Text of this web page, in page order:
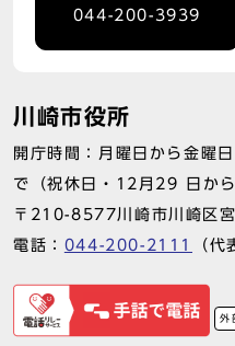
044-200-3939
川崎市役所
開庁時間：月曜日から金曜
で（祝休日・12月29 日か
〒210-8577川崎市川崎区
電話： 044-200-2111 （代
外